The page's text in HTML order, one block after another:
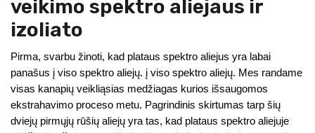
veikimo spektro aliejaus ir
izoliato
Pirma, svarbu žinoti, kad plataus spektro aliejus yra labai
panašus į viso spektro aliejų. į viso spektro aliejų. Mes randame
visas kanapių veikliąsias medžiagas kurios išsaugomos
ekstrahavimo proceso metu. Pagrindinis skirtumas tarp šių
dviejų pirmųjų rūšių aliejų yra tas, kad plataus spektro aliejuje